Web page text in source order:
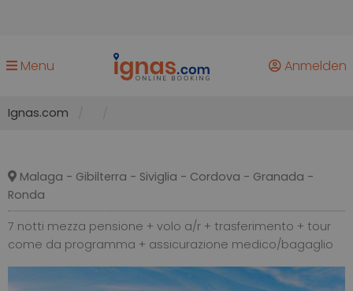
Menu Anmelden
Ignas.com
Malaga - Gibilterra - Siviglia - Cordova - Granada -
Ronda
7 notti mezza pensione + volo a/r + trasferimento + tour
come da programma + assicurazione medico/bagaglio